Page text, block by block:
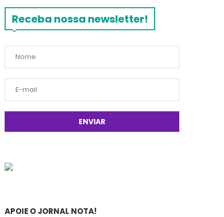
Receba nossa newsletter!
APOIE O JORNAL NOTA!